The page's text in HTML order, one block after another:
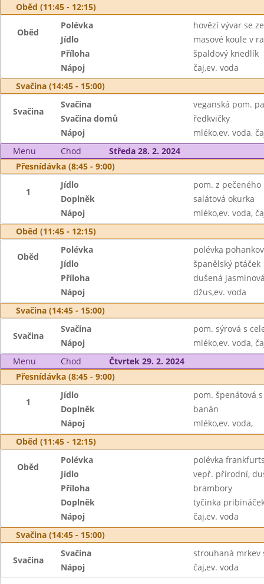
Oběd (11:45 - 12:15)
Oběd
Polévka
hovězí vývar se
Jídlo
masové koule v
Příloha
špaldový knedlík
Nápoj
čaj,ev. voda
Svačina (14:45 - 15:00)
Svačina
Svačina
veganská pom.
Svačina domů
ředkvičky
Nápoj
mléko,ev. voda,
Menu
Chod
Středa 28. 2. 2024
Přesnídávka (8:45 - 9:00)
1
Jídlo
pom. z
Doplněk
salátová okurka
Nápoj
mléko,ev. voda,
Oběd (11:45 - 12:15)
Oběd
Polévka
polévka
Jídlo
španělský ptáček
Příloha
dušená
Nápoj
džus,ev. voda
Svačina (14:45 - 15:00)
Svačina
Svačina
pom. sýrová s
Nápoj
mléko,ev. voda,
Menu
Chod
Čtvrtek 29. 2. 2024
Přesnídávka (8:45 - 9:00)
1
Jídlo
pom. špenátová
Doplněk
banán
Nápoj
mléko,ev. voda,
Oběd (11:45 - 12:15)
Oběd
Polévka
polévka
Jídlo
vepř. přírodní,
Příloha
brambory
Doplněk
tyčinka
Nápoj
čaj,ev. voda
Svačina (14:45 - 15:00)
Svačina
Svačina
strouhaná mrkev
Nápoj
čaj,ev. voda